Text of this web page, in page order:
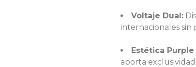
Voltaje Dual:
internacionales sin
Estética
aporta